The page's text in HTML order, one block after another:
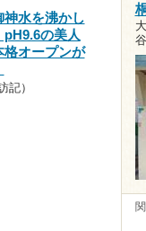
神水を沸かし
pH9.6の美人
格オープンが
記）